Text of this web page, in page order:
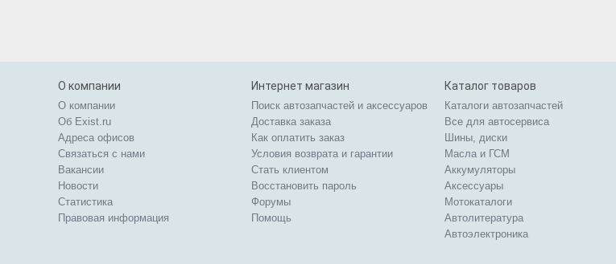
О компании
О компании
Об Exist.ru
Адреса офисов
Связаться с нами
Вакансии
Новости
Статистика
Правовая информация
Интернет магазин
Поиск автозапчастей и аксессуаров
Доставка заказа
Как оплатить заказ
Условия возврата и гарантии
Стать клиентом
Восстановить пароль
Форумы
Помощь
Каталог товаров
Каталоги автозапчастей
Все для автосервиса
Шины, диски
Масла и ГСМ
Аккумуляторы
Аксессуары
Мотокаталоги
Автолитература
Автоэлектроника